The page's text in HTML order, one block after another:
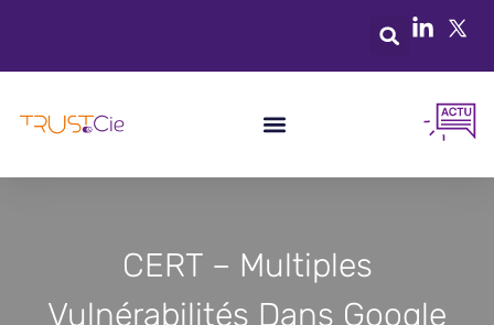
CERT – Multiples
Vulnérabilités Dans Google